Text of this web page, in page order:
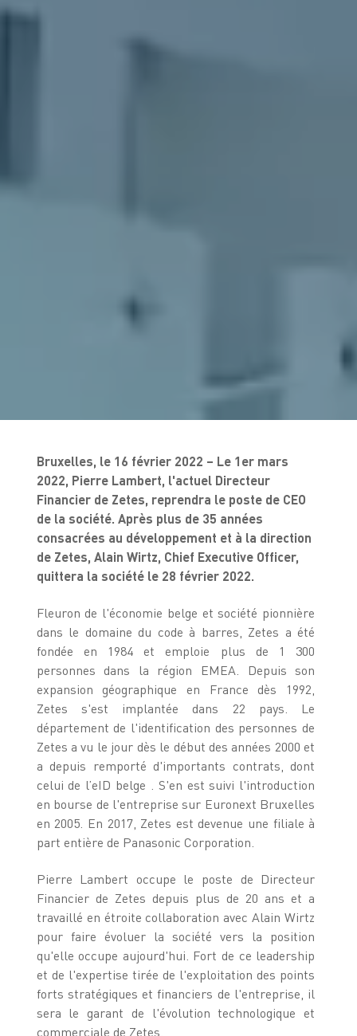
Bruxelles, le 16 février 2022 – Le 1er mars
2022, Pierre Lambert, l'actuel Directeur
Financier de Zetes, reprendra le poste de CEO
de la société. Après plus de 35 années
consacrées au développement et à la direction
de Zetes, Alain Wirtz, Chief Executive Officer,
quittera la société le 28 février 2022.
Fleuron de l'économie belge et société pionnière
dans le domaine du code à barres, Zetes a été
fondée en 1984 et emploie plus de 1 300
personnes dans la région EMEA. Depuis son
expansion géographique en France dès 1992,
Zetes s'est implantée dans 22 pays. Le
département de l'identification des personnes de
Zetes a vu le jour dès le début des années 2000 et
a depuis remporté d'importants contrats, dont
celui de l’eID belge . S'en est suivi l'introduction
en bourse de l'entreprise sur Euronext Bruxelles
en 2005. En 2017, Zetes est devenue une filiale à
part entière de Panasonic Corporation.
Pierre Lambert occupe le poste de Directeur
Financier de Zetes depuis plus de 20 ans et a
travaillé en étroite collaboration avec Alain Wirtz
pour faire évoluer la société vers la position
qu'elle occupe aujourd'hui. Fort de ce leadership
et de l'expertise tirée de l'exploitation des points
forts stratégiques et financiers de l'entreprise, il
sera le garant de l'évolution technologique et
commerciale de Zetes.